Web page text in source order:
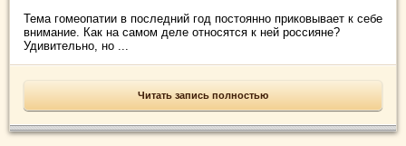
Тема гомеопатии в последний год постоянно приковывает к себе
внимание. Как на самом деле относятся к ней россияне?
Удивительно, но ...
Читать запись полностью